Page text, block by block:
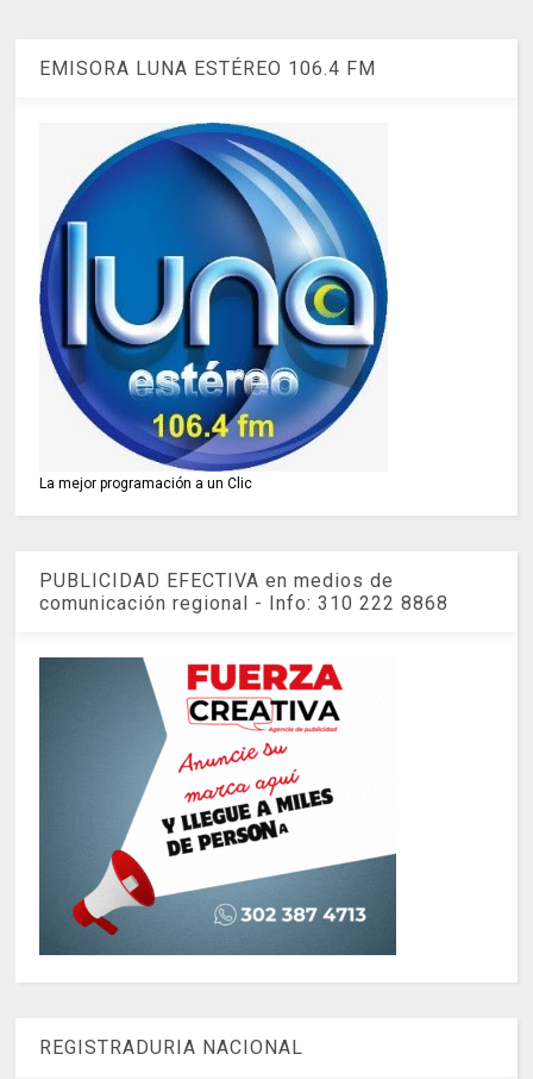
EMISORA LUNA ESTÉREO 106.4 FM
La mejor programación a un Clic
PUBLICIDAD EFECTIVA en medios de
comunicación regional - Info: 310 222 8868
REGISTRADURIA NACIONAL